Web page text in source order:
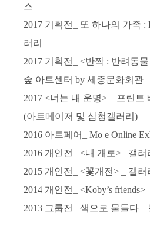
스
2017 기획전 또 하나의 가족 :
러리
2017 기획전 _ <반짝 : 반려동
숲 아트센터 by 세종문화회관
2017 <너는 내 운명> _ 프린트
(아트메이저 및 삼청갤러리 )
2016 아트페어
_ Mo e Online
2016 개인전 _ <내 개로>_ 갤러
2015 개인전 _ <꽃개전> _ 갤러
2014 개인전
_ <Koby’s friends>
2013 그룹전 색으로 물들다